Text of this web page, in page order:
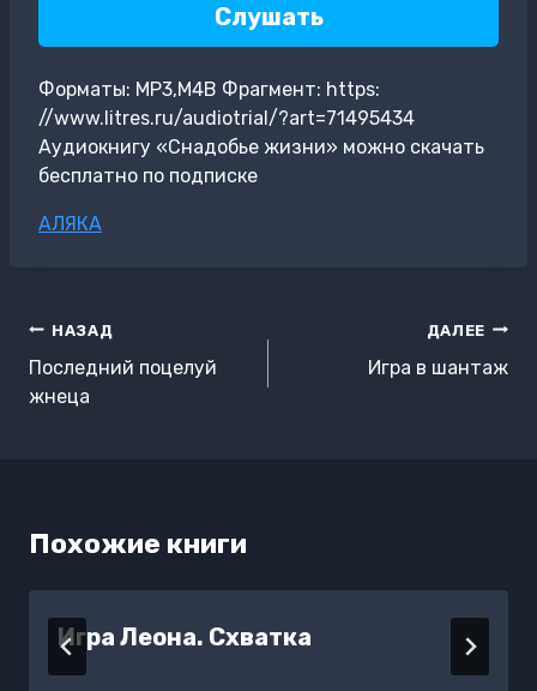
Слушать
Форматы: MP3,M4B Фрагмент: https:
//www.litres.ru/audiotrial/?art=71495434
Аудиокнигу «Снадобье жизни» можно скачать
бесплатно по подписке
Метки
АЛЯКА
Навигация
по
записям
НАЗАД
Последний поцелуй
жнеца
ДАЛЕЕ
Игра в шантаж
Похожие книги
Игра Леона. Схватка